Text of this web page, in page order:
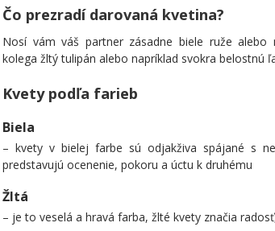
Čo prezradí darovaná kvetina?
Nosí vám váš partner zásadne biele ruže alebo
kolega žltý tulipán alebo napríklad svokra belostnú
Kvety podľa farieb
Biela
– kvety v bielej farbe sú odjakživa spájané s
predstavujú ocenenie, pokoru a úctu k druhému
Žltá
– je to veselá a hravá farba, žlté kvety značia